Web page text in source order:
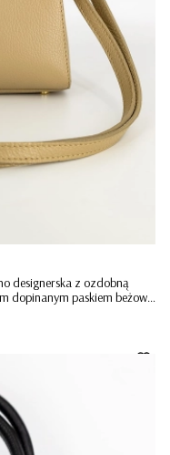
designerska z ozdobną
dopinanym paskiem beżowa